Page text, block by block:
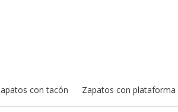
con tacón Zapatos con plataforma